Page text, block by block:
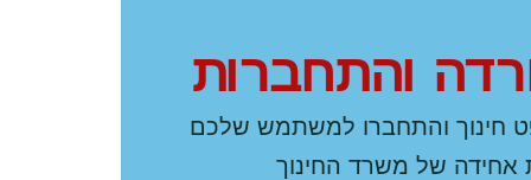
תורבחתה
ו הד
חינוך והתחברו למשתמש שלכם
אחידה של משרד החינוך